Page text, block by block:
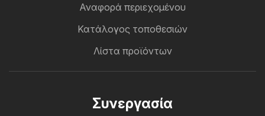
Αναφορά περιεχομένου
Κατάλογος τοποθεσιών
Λίστα προϊόντων
Συνεργασία